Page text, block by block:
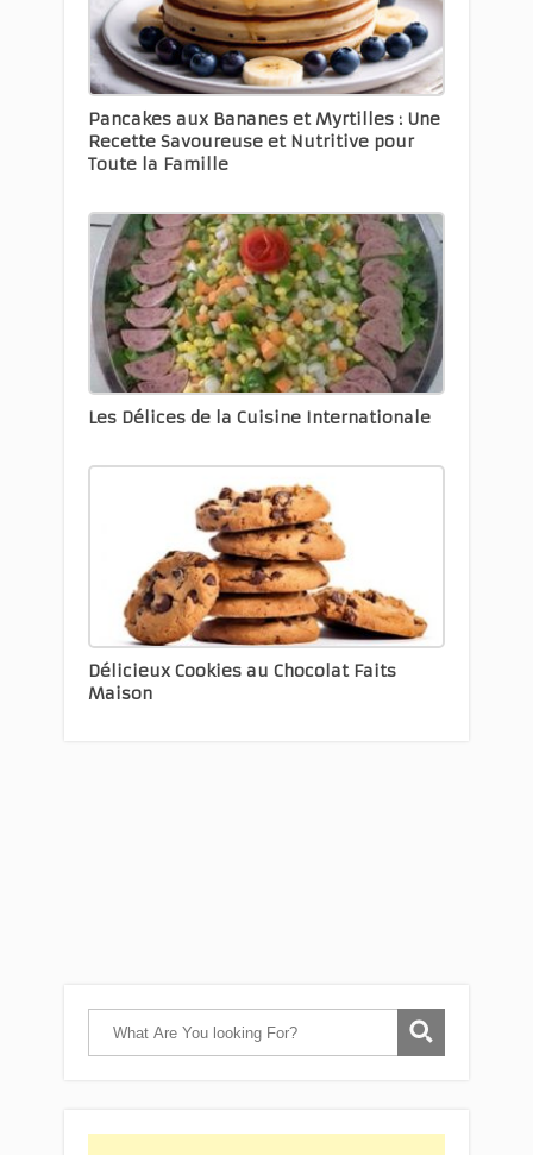
Pancakes aux Bananes et Myrtilles : Une
Recette Savoureuse et Nutritive pour
Toute la Famille
Les Délices de la Cuisine Internationale
Délicieux Cookies au Chocolat Faits
Maison